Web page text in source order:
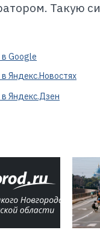
Такую
Google
Яндекс.Новостях
Яндекс.Дзен